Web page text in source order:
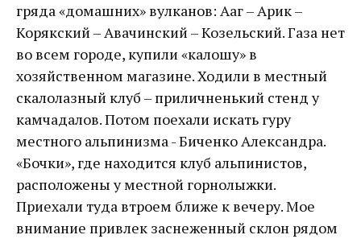
гряда «домашних» вулканов: Ааг – Арик –
Корякский – Авачинский – Козельский. Газа нет
во всем городе, купили «калошу» в
хозяйственном магазине. Ходили в местный
скалолазный клуб – приличненький стенд у
камчадалов. Потом поехали искать гуру
местного альпинизма - Биченко Александра.
«Бочки», где находится клуб альпинистов,
расположены у местной горнолыжки.
Приехали туда втроем ближе к вечеру. Мое
внимание привлек заснеженный склон рядом